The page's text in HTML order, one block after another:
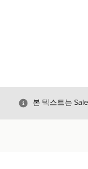
닫기본 텍스트는